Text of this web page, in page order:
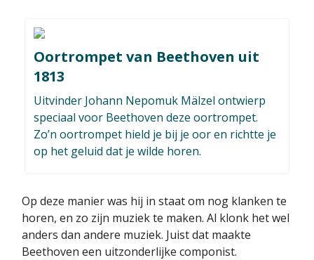
Oortrompet van Beethoven uit
1813
Uitvinder Johann Nepomuk Mälzel ontwierp
speciaal voor Beethoven deze oortrompet.
Zo’n oortrompet hield je bij je oor en richtte je
op het geluid dat je wilde horen.
Op deze manier was hij in staat om nog klanken te
horen, en zo zijn muziek te maken. Al klonk het wel
anders dan andere muziek. Juist dat maakte
Beethoven een uitzonderlijke componist.